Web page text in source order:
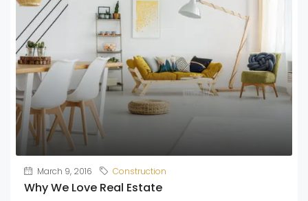
March 9, 2016 Construction
Why We Love Real Estate